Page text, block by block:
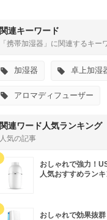
関連キーワード
「携帯加湿器」 に関連するキー
加湿器 卓上加湿
アロマディフューザー
関連ワード人気ランキング
人気の記事
おしゃれで強力！
人気おすすめラン
おしゃれで効果抜